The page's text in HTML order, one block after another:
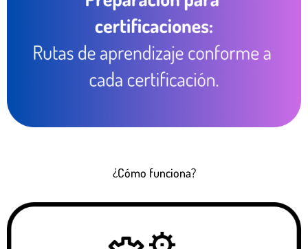
¿Cómo funciona?​